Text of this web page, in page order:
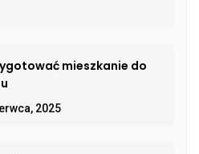
mieszkanie do
2025